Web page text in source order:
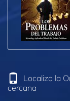
Localiza la
cercana